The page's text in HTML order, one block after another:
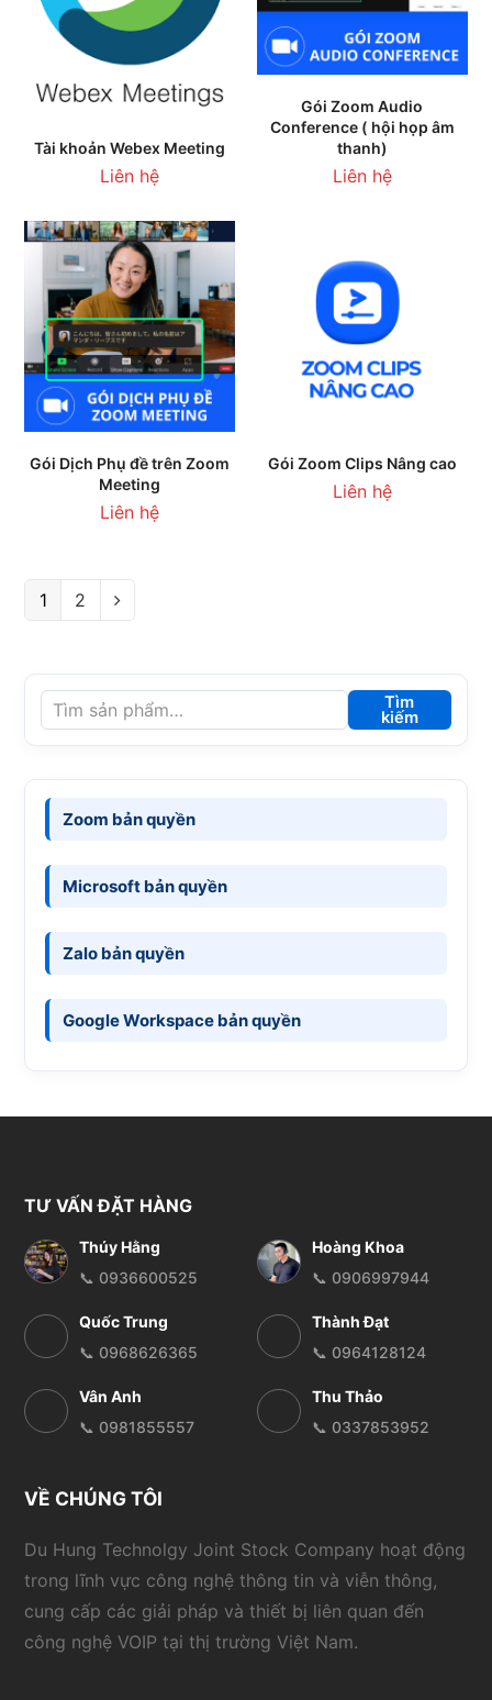
Tài khoản Webex Meeting
Liên hệ
Gói Zoom Audio
Conference ( hội họp âm
thanh)
Liên hệ
Gói Dịch Phụ đề trên Zoom
Meeting
Liên hệ
Gói Zoom Clips Nâng cao
Liên hệ
1 2
Tìm
kiếm
Zoom bản quyền
Microsoft bản quyền
Zalo bản quyền
Google Workspace bản quyền
TƯ VẤN ĐẶT HÀNG
Thúy Hằng
📞 0936600525
Hoàng Khoa
📞 0906997944
Quốc Trung
📞 0968626365
Thành Đạt
📞 0964128124
Vân Anh
📞 0981855557
Thu Thảo
📞 0337853952
VỀ CHÚNG TÔI
Du Hung Technolgy Joint Stock Company hoạt động
trong lĩnh vực công nghệ thông tin và viễn thông,
cung cấp các giải pháp và thiết bị liên quan đến
công nghệ VOIP tại thị trường Việt Nam.